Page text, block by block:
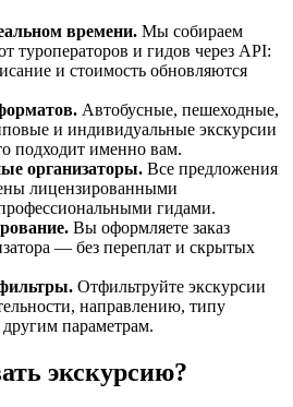
времени. Мы собираем
туроператоров и гидов через API:
и стоимость обновляются
Автобусные, пешеходные,
и индивидуальные экскурсии
подходит именно вам.
организаторы. Все предложения
лицензированными
гидами.
Вы оформляете заказ
— без переплат и скрытых
Отфильтруйте экскурсии
направлению, типу
параметрам.
экскурсию?